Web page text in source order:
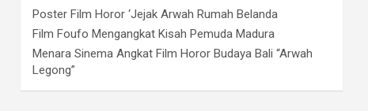
Poster Film Horor ‘Jejak Arwah Rumah Belanda
Film Foufo Mengangkat Kisah Pemuda Madura
Menara Sinema Angkat Film Horor Budaya Bali “Arwah
Legong”